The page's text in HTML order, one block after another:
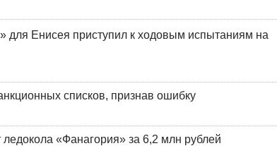
Енисея приступил к ходовым испытаниям на
списков, признав ошибку
«Фанагория» за 6,2 млн рублей